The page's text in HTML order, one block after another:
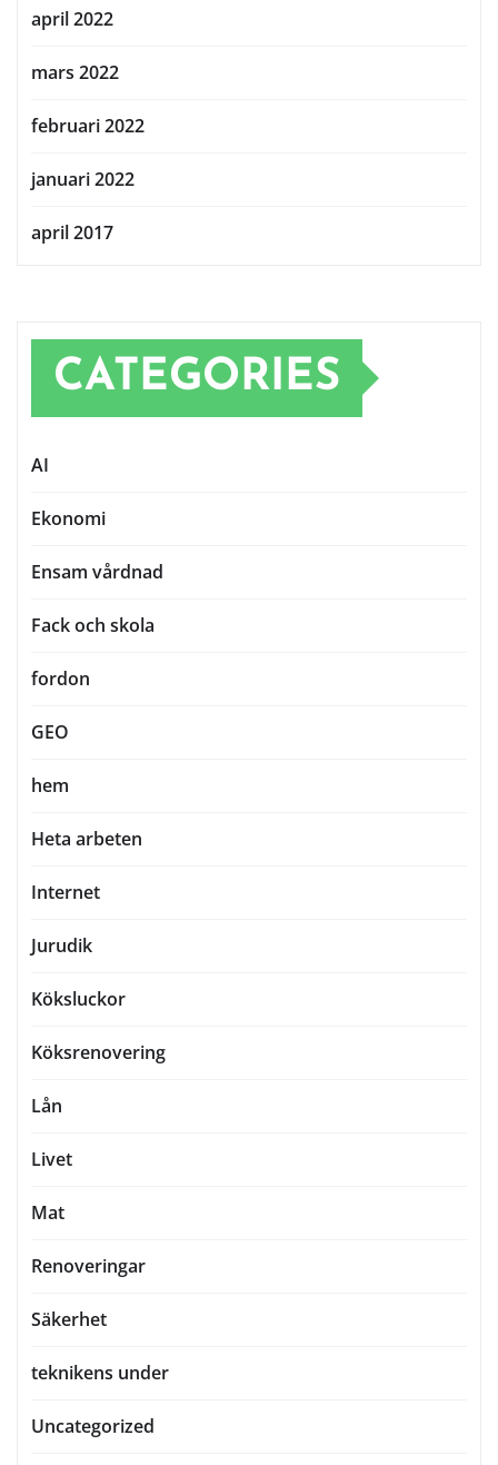
april 2022
mars 2022
februari 2022
januari 2022
april 2017
CATEGORIES
AI
Ekonomi
Ensam vårdnad
Fack och skola
fordon
GEO
hem
Heta arbeten
Internet
Jurudik
Köksluckor
Köksrenovering
Lån
Livet
Mat
Renoveringar
Säkerhet
teknikens under
Uncategorized